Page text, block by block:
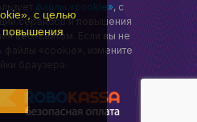
с целью
повышения
файлы «cookie», с
сервисов и повышения
веб-сайтом. Если вы не
файлы «cookie», измените
браузера.